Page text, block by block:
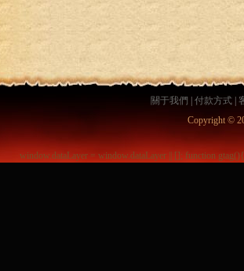
關于我們 付款方式
Copyright ©
window.dataLayer = window.dataLayer || []; function